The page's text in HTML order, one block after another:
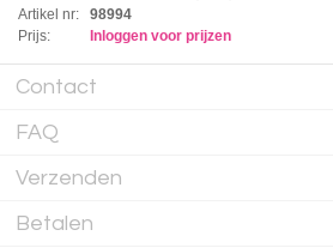
Artikel nr:
98994
Prijs:
Inloggen voor prijzen
Contact
FAQ
Verzenden
Betalen